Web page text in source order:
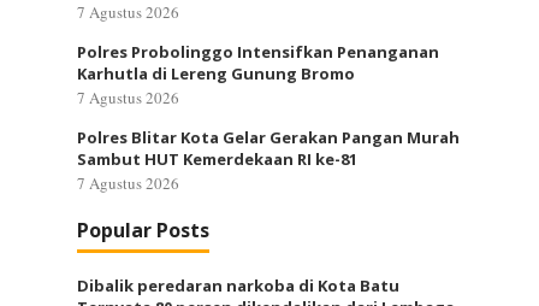
7 Agustus 2026
Polres Probolinggo Intensifkan Penanganan
Karhutla di Lereng Gunung Bromo
7 Agustus 2026
Polres Blitar Kota Gelar Gerakan Pangan Murah
Sambut HUT Kemerdekaan RI ke-81
7 Agustus 2026
Popular Posts
Dibalik peredaran narkoba di Kota Batu